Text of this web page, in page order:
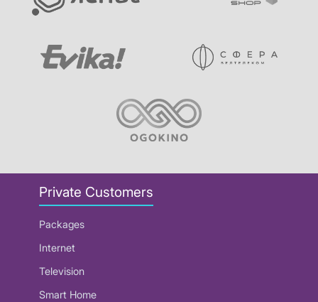
Private Customers
Packages
Internet
Television
Smart Home